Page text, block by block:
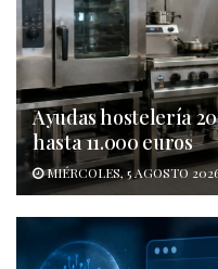
Ayudas hostelería
hasta 11.000 euros
MIÉRCOLES, 5 AGOSTO